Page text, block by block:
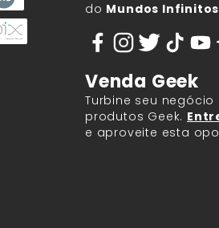
do Mundos Infinitos
Venda Geek
Turbine seu negócio
produtos Geek.
e aproveite esta